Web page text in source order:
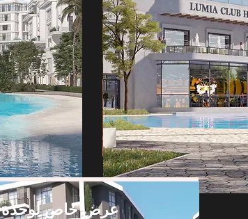
عرض خاص لوحدة